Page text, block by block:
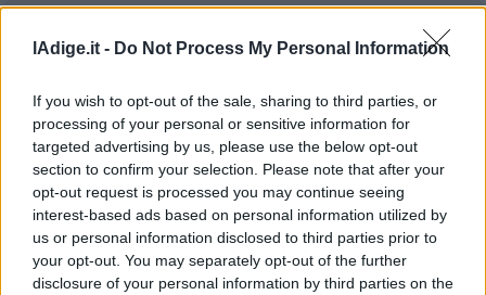
lAdige.it - Do Not Process My Personal Information
If you wish to opt-out of the sale, sharing to third parties, or
processing of your personal or sensitive information for
targeted advertising by us, please use the below opt-out
section to confirm your selection. Please note that after your
opt-out request is processed you may continue seeing
interest-based ads based on personal information utilized by
us or personal information disclosed to third parties prior to
your opt-out. You may separately opt-out of the further
disclosure of your personal information by third parties on the
–
Fiemme
Fassa
Giudicarie
Alto
Adige
Südtirol